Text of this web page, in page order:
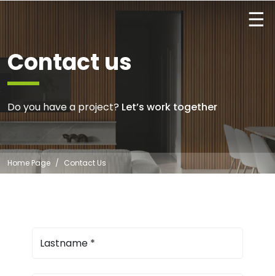
☰
Contact us
Do you have a project? Let’s work together
Home Page Contact Us
Lastname *